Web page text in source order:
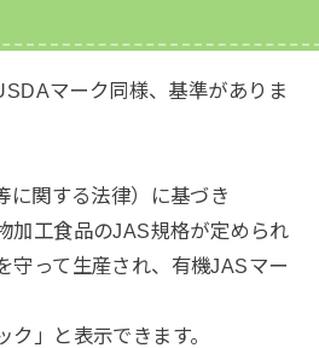
マーク同様、基準がありま
に関する法律）に基づき
加工食品のJAS規格が定められ
守って生産され、有機JASマー
ク」と表示できます。